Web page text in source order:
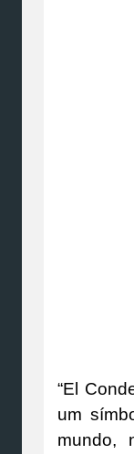
“El
um
mundo,